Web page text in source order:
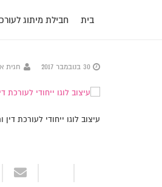
בית חבילת מיתוג
30 בנובמבר 2017 חגית
עיצוב לוגו ייחודי לעורכת דין